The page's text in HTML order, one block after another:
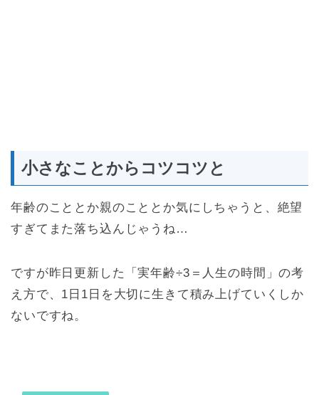
小さなことからコツコツと
年齢のこととか親のこととか気にしちゃうと、絶望
すぎてまた落ち込んじゃうね…
ですが昨日更新した「実年齢÷3＝人生の時間」の考
え方で、1日1日を大切に生きて積み上げていくしか
ないですね。